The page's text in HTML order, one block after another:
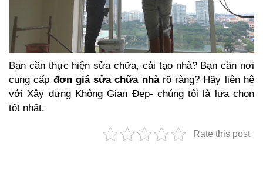
Bạn cần thực hiện sửa chữa, cải tạo nhà? Bạn cần nơi
cung cấp đơn giá sửa chữa nhàrõ ràng? Hãy liên hệ
với Xây dựng Không Gian Đẹp- chúng tôi là lựa chọn
tốt nhất.
Rate this post